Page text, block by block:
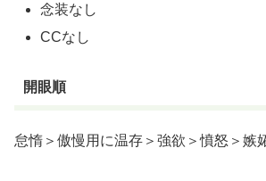
念装なし
CCなし
開眼順
怠惰＞傲慢用に温存＞強欲＞憤怒＞嫉